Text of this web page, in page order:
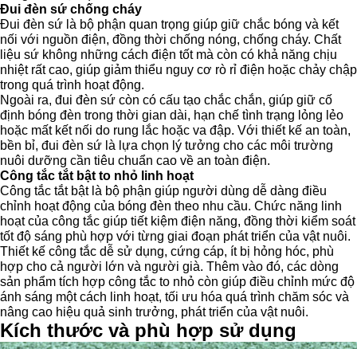
Đui đèn sứ chống cháy
Đui đèn sứ là bộ phận quan trọng giúp giữ chắc bóng và kết
nối với nguồn điện, đồng thời chống nóng, chống cháy. Chất
liệu sứ không những cách điện tốt mà còn có khả năng chịu
nhiệt rất cao, giúp giảm thiểu nguy cơ rò rỉ điện hoặc chảy chập
trong quá trình hoạt động.
Ngoài ra, đui đèn sứ còn có cấu tạo chắc chắn, giúp giữ cố
định bóng đèn trong thời gian dài, hạn chế tình trạng lỏng lẻo
hoặc mất kết nối do rung lắc hoặc va đập. Với thiết kế an toàn,
bền bỉ, đui đèn sứ là lựa chọn lý tưởng cho các môi trường
nuôi dưỡng cần tiêu chuẩn cao về an toàn điện.
Công tắc tắt bật to nhỏ linh hoạt
Công tắc tắt bật là bộ phận giúp người dùng dễ dàng điều
chỉnh hoạt động của bóng đèn theo nhu cầu. Chức năng linh
hoạt của công tắc giúp tiết kiệm điện năng, đồng thời kiểm soát
tốt độ sáng phù hợp với từng giai đoạn phát triển của vật nuôi.
Thiết kế công tắc dễ sử dụng, cứng cáp, ít bị hỏng hóc, phù
hợp cho cả người lớn và người già. Thêm vào đó, các dòng
sản phẩm tích hợp công tắc to nhỏ còn giúp điều chỉnh mức độ
ánh sáng một cách linh hoạt, tối ưu hóa quá trình chăm sóc và
nâng cao hiệu quả sinh trưởng, phát triển của vật nuôi.
Kích thước và phù hợp sử dụng